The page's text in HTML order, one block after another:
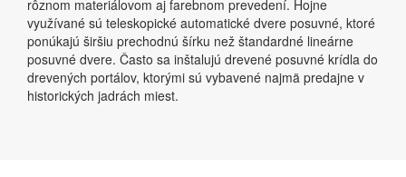
rôznom materiálovom aj farebnom prevedení. Hojne
využívané sú teleskopické automatické dvere posuvné, ktoré
ponúkajú širšiu prechodnú šírku než štandardné lineárne
posuvné dvere. Často sa inštalujú drevené posuvné krídla do
drevených portálov, ktorými sú vybavené najmä predajne v
historických jadrách miest.